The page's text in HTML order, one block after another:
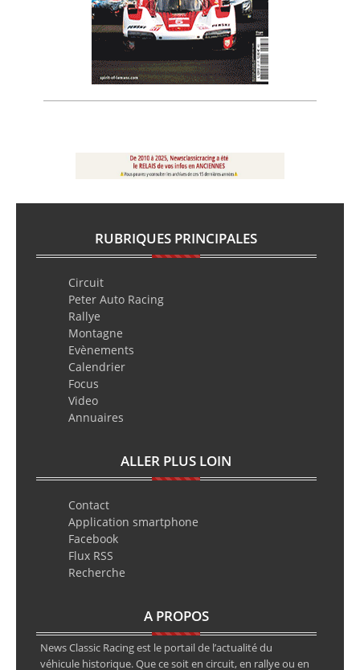
RUBRIQUES PRINCIPALES
Circuit
Peter Auto Racing
Rallye
Montagne
Evènements
Calendrier
Focus
Video
Annuaires
ALLER PLUS LOIN
Contact
Application smartphone
Facebook
Flux RSS
Recherche
A PROPOS
News Classic Racing est le portail de l’actualité du
véhicule historique. Que ce soit en circuit, en rallye ou en